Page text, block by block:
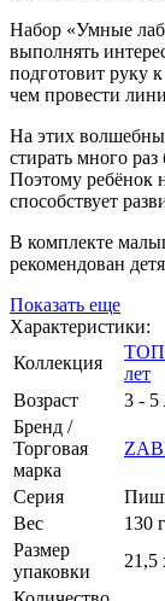
Набор «Умные
выполнять
подготовит руку
чем провести
На этих
стирать много
Поэтому ребёнок
способствует
В комплекте
рекомендован
Показать еще
Характеристики:
Коллекция
ТОП
лет
Возраст
3 - 5
Бренд /
Торговая
марка
Серия
Вес
130 г
Размер
упаковки
21,5